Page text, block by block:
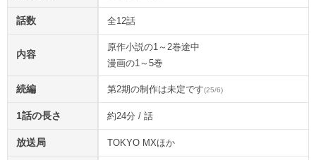
話数 全12話
内容
原作小説の1～2巻途中
漫画の1～5巻
続編 第2期の制作は未定です(25/6)
1話の長さ 約24分 / 話
放送局 TOKYO MXほか